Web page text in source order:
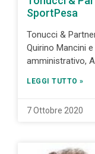
SportPesa
Tonucci &
Quirino Mancini
amministrativo,
LEGGI TUTTO »
7 Ottobre 2020